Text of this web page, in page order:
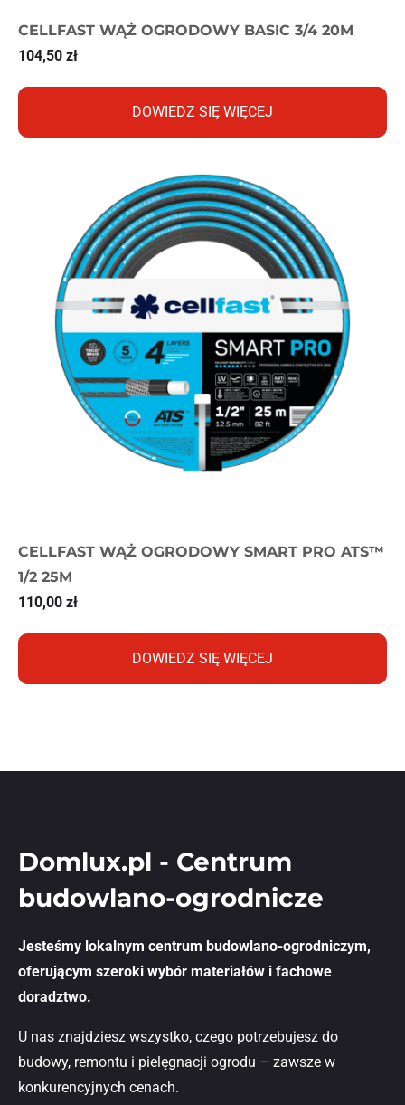
CELLFAST WĄŻ OGRODOWY BASIC 3/4 20M
104,50 zł
DOWIEDZ SIĘ WIĘCEJ
CELLFAST WĄŻ OGRODOWY SMART PRO ATS™
1/2 25M
110,00 zł
DOWIEDZ SIĘ WIĘCEJ
Domlux.pl - Centrum
budowlano-ogrodnicze
Jesteśmy lokalnym centrum budowlano-ogrodniczym,
oferującym szeroki wybór materiałów i fachowe
doradztwo.
U nas znajdziesz wszystko, czego potrzebujesz do
budowy, remontu i pielęgnacji ogrodu – zawsze w
konkurencyjnych cenach.